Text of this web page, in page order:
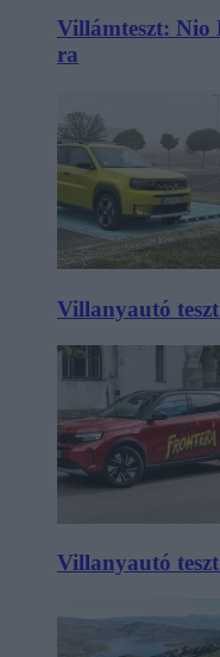
Villámteszt: Nio
ra
Villanyautó
Villanyautó